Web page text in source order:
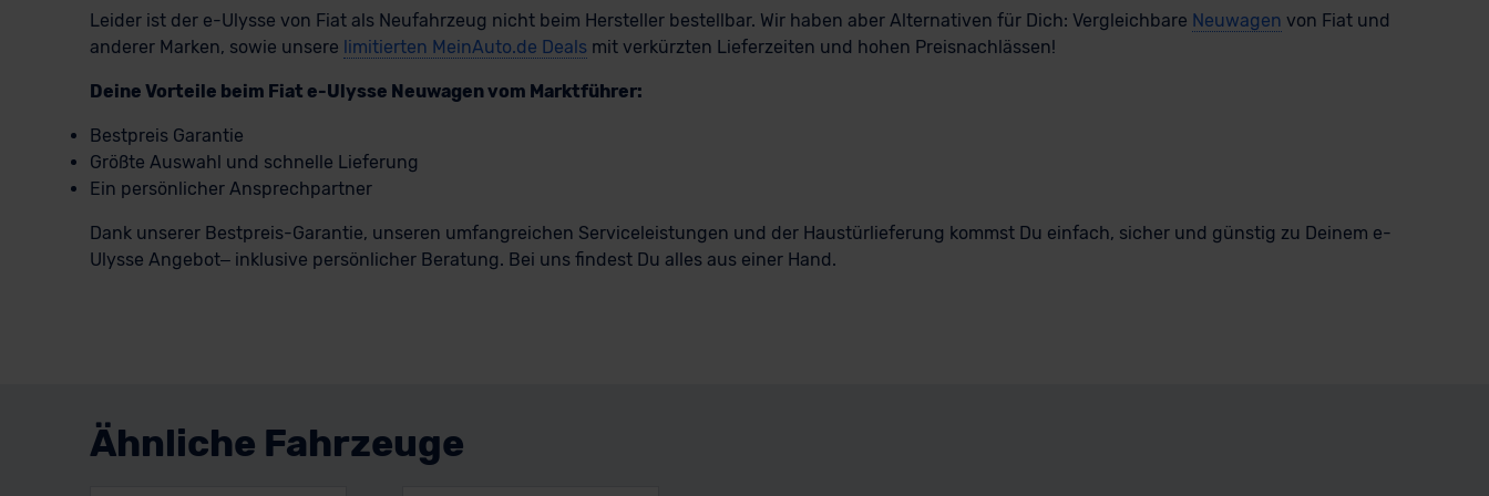
Leider ist der e-Ulysse von Fiat als Neufahrzeug nicht beim Hersteller bestellbar. Wir haben aber Alternativen für Dich: Vergleichbare Neuwagen von Fiat und
anderer Marken, sowie unsere limitierten MeinAuto.de Dealsmit verkürzten Lieferzeiten und hohen Preisnachlässen!
Deine Vorteile beim Fiat e-Ulysse Neuwagen vom Marktführer:
Bestpreis Garantie
Größte Auswahl und schnelle Lieferung
Ein persönlicher Ansprechpartner
Dank unserer Bestpreis-Garantie, unseren umfangreichen Serviceleistungen und der Haustürlieferung kommst Du einfach, sicher und günstig zu Deinem e-
Ulysse Angebot– inklusive persönlicher Beratung. Bei uns findest Du alles aus einer Hand.
Ähnliche Fahrzeuge